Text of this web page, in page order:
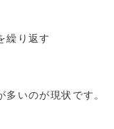
繰り返す
いのが現状です。